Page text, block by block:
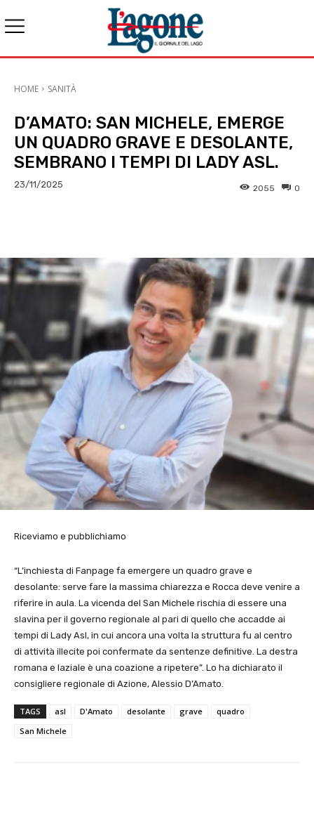
HOME SANITÀ
D’AMATO: SAN MICHELE, EMERGE
UN QUADRO GRAVE E DESOLANTE,
SEMBRANO I TEMPI DI LADY ASL.
23/11/2025 0
2055
Riceviamo e pubblichiamo
“L’inchiesta di Fanpage fa emergere un quadro grave e
desolante: serve fare la massima chiarezza e Rocca deve venire a
riferire in aula. La vicenda del San Michele rischia di essere una
slavina per il governo regionale al pari di quello che accadde ai
tempi di Lady Asl, in cui ancora una volta la struttura fu al centro
di attività illecite poi confermate da sentenze definitive. La destra
romana e laziale è una coazione a ripetere”. Lo ha dichiarato il
consigliere regionale di Azione, Alessio D’Amato.
TAGS asl D'Amato desolante grave
quadro
San Michele